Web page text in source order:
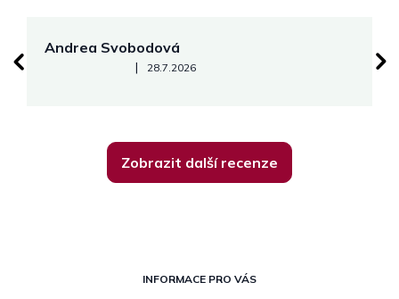
Andrea Svobodová
Hodnocení obchodu je 5 z 5 hvězdiček.
| 28.7.2026
Zobrazit další recenze
INFORMACE PRO VÁS